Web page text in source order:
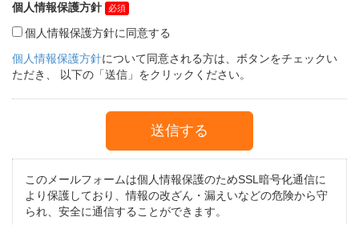
個人情報保護方針
個人情報保護方針に同意する
個人情報保護方針について同意される方は、ボタンをチェックい
ただき、 以下の「送信」をクリックください。
このメールフォームは個人情報保護のためSSL暗号化通信に
より保護しており、情報の改ざん・漏えいなどの危険から守
られ、安全に通信することができます。